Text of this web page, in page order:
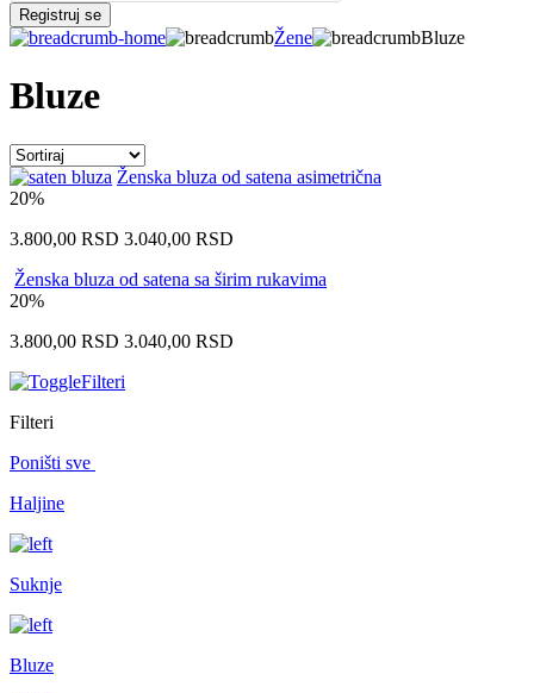
Registruj se
Žene Bluze
Bluze
Ženska bluza od satena asimetrična
20%
3.800,00 RSD 3.040,00 RSD
Ženska bluza od satena sa širim rukavima
20%
3.800,00 RSD 3.040,00 RSD
Filteri
Filteri
Poništi sve
Haljine
Suknje
Bluze